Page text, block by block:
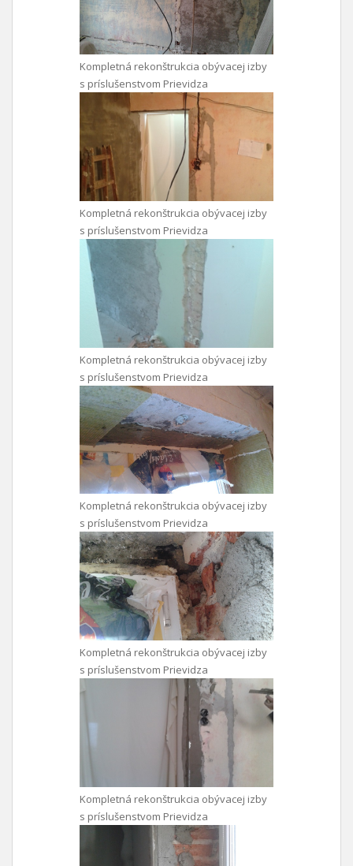
Kompletná rekonštrukcia obývacej izby
s príslušenstvom Prievidza
Kompletná rekonštrukcia obývacej izby
s príslušenstvom Prievidza
Kompletná rekonštrukcia obývacej izby
s príslušenstvom Prievidza
Kompletná rekonštrukcia obývacej izby
s príslušenstvom Prievidza
Kompletná rekonštrukcia obývacej izby
s príslušenstvom Prievidza
Kompletná rekonštrukcia obývacej izby
s príslušenstvom Prievidza